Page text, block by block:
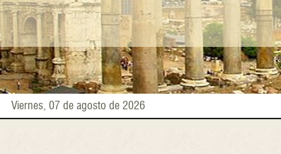
Viernes, 07 de agosto de 2026